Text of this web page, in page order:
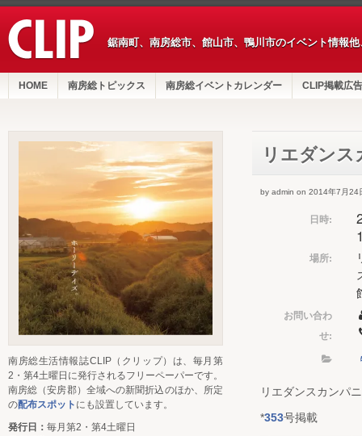
鋸南町、南房総市、館山市、鴨川市のイベント情報
HOME 南房総トピックス 南房総イベントカレンダー CLIP掲載広告
リエダン
by admin on 2014年7月24
日時:
場所:
お問い合わ
せ:
リエダンスカンパ
*353号掲載
南房総生活情報誌CLIP（クリップ）は、毎月第
2・第4土曜日に発行されるフリーペーパーです。
南房総（安房郡）全域への新聞折込のほか、所定
の配布スポット にも設置しています。
発行日： 毎月第2・第4土曜日